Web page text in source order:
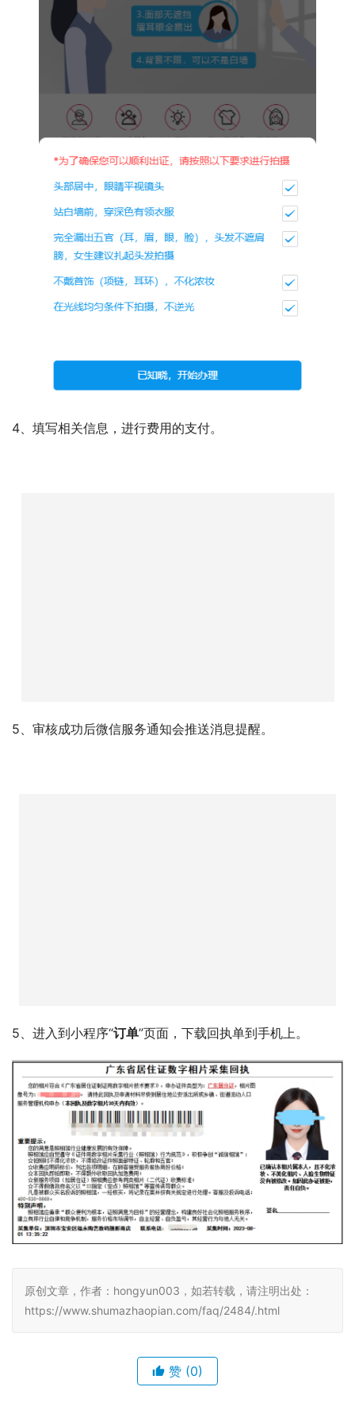
4、填写相关信息，进行费用的支付。
5、审核成功后微信服务通知会推送消息提醒。
5、进入到小程序“订单”页面，下载回执单到手机上。
原创文章，作者：hongyun003，如若转载，请注明出处：
https://www.shumazhaopian.com/faq/2484/.html
赞 (0)